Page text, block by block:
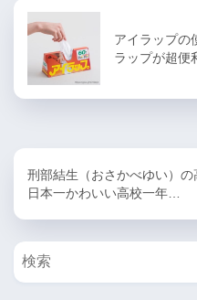
アイラップの
ラップが超便
刑部結生（おさかべゆい）の
日本一かわいい高校一年…